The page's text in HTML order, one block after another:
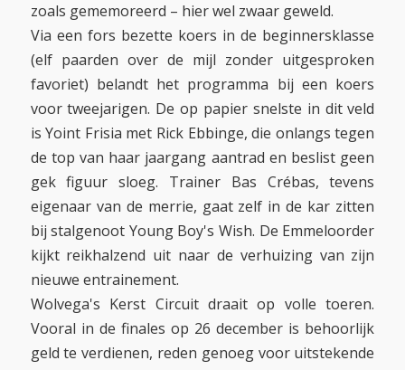
zoals gememoreerd – hier wel zwaar geweld.
Via een fors bezette koers in de beginnersklasse
(elf paarden over de mijl zonder uitgesproken
favoriet) belandt het programma bij een koers
voor tweejarigen. De op papier snelste in dit veld
is Yoint Frisia met Rick Ebbinge, die onlangs tegen
de top van haar jaargang aantrad en beslist geen
gek figuur sloeg. Trainer Bas Crébas, tevens
eigenaar van de merrie, gaat zelf in de kar zitten
bij stalgenoot Young Boy's Wish. De Emmeloorder
kijkt reikhalzend uit naar de verhuizing van zijn
nieuwe entrainement.
Wolvega's Kerst Circuit draait op volle toeren.
Vooral in de finales op 26 december is behoorlijk
geld te verdienen, reden genoeg voor uitstekende